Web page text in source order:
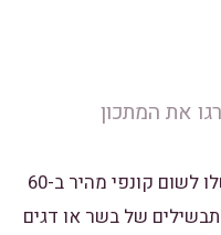
את המתכון
תומר תומס משתף אותנו במתכון שלו לשום קונפי מהיר ב-60
של בשר או דגים